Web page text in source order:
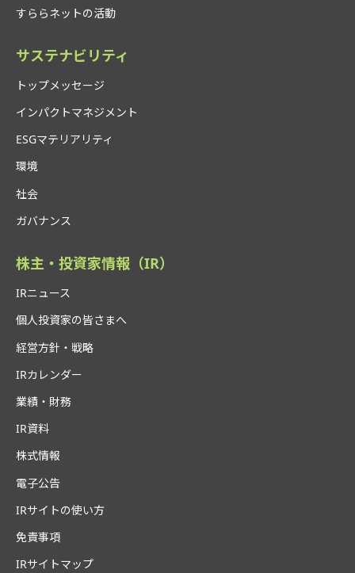
すららネットの活動
サステナビリティ
トップメッセージ
インパクトマネジメント
ESGマテリアリティ
環境
社会
ガバナンス
株主・投資家情報（IR）
IRニュース
個人投資家の皆さまへ
経営方針・戦略
IRカレンダー
業績・財務
IR資料
株式情報
電子公告
IRサイトの使い方
免責事項
IRサイトマップ